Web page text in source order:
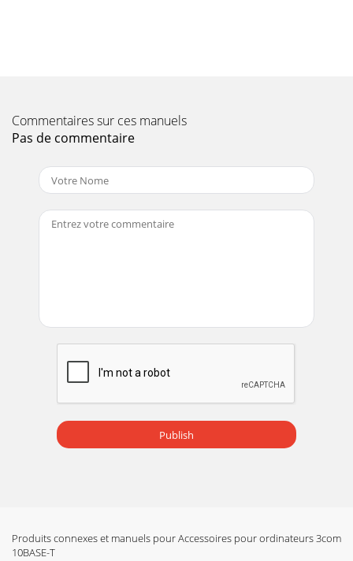
Commentaires sur ces manuels
Pas de commentaire
Publish
Produits connexes et manuels pour Accessoires pour ordinateurs 3com
10BASE-T